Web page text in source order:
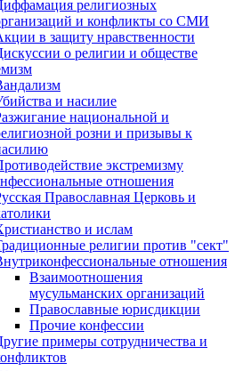
религиозных
и конфликты со СМИ
в защиту нравственности
о религии и обществе
и насилие
национальной и
розни и призывы к
экстремизму
отношения
Православная Церковь и
и ислам
религии против "сект"
отношения
Взаимоотношения
мусульманских организаций
Православные юрисдикции
Прочие конфессии
примеры сотрудничества и